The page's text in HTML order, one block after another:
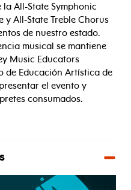
All-State Symphonic
y All-State Treble Chorus
de nuestro estado.
musical se mantiene
Music Educators
de Educación Artística de
el evento y
consumados.